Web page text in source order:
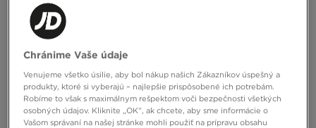
Chránime Vaše údaje
Venujeme všetko úsilie, aby bol nákup našich Zákazníkov úspešný a
produkty, ktoré si vyberajú – najlepšie prispôsobené ich potrebám.
Robíme to však s maximálnym rešpektom voči bezpečnosti všetkých
osobných údajov. Kliknite „OK”, ak chcete, aby sme informácie o
Vašom správaní na našej stránke mohli použiť na prípravu obsahu